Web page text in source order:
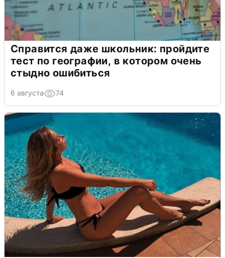
Справится даже школьник: пройдите
тест по географии, в котором очень
стыдно ошибиться
6 августа 74